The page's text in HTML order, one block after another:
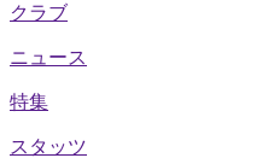
クラブ
ニュース
特集
スタッツ